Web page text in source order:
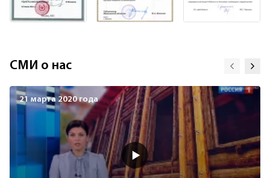
СМИ о нас
21 марта 2020 года